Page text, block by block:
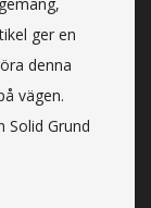
ger en
denna
vägen.
Solid Grund